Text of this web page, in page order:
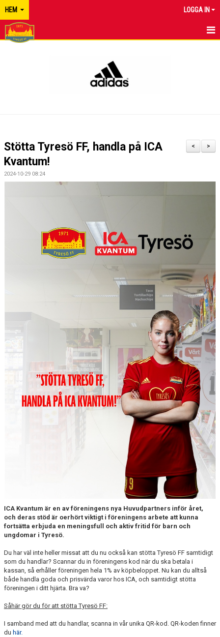
HEM LOGGA IN
>
<
Stötta Tyresö FF, handla på ICA
Kvantum!
2024-10-29 08:24
ICA Kvantum är en av föreningens nya Huvudpartners inför året,
och deras stöd är oerhört viktigt i föreningens arbete att kunna
fortsätta erbjuda en meningsfull och aktiv fritid för barn och
ungdomar i Tyresö.
Du har väl inte heller missat att du nu också kan stötta Tyresö FF samtidigt
som du handlar? Scannar du in föreningens kod när du ska betala i
kassan, så erhåller föreningen hela 1% av köpbeloppet. Nu kan du alltså
både handla goda och prisvärda varor hos ICA, och samtidigt stötta
föreningen i ditt hjärta. Bra va?
Såhär gör du för att stötta Tyresö FF:
I samband med att du handlar, scanna in vår unika QR-kod. QR-koden finner
du här.